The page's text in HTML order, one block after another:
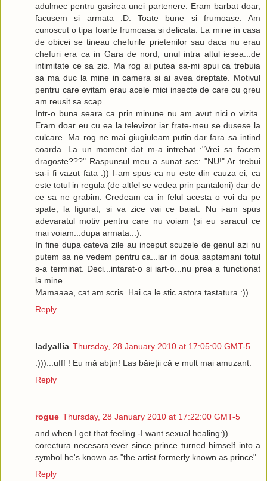
adulmec pentru gasirea unei partenere. Eram barbat doar,
facusem si armata :D. Toate bune si frumoase. Am
cunoscut o tipa foarte frumoasa si delicata. La mine in casa
de obicei se tineau chefurile prietenilor sau daca nu erau
chefuri era ca in Gara de nord, unul intra altul iesea...de
intimitate ce sa zic. Ma rog ai putea sa-mi spui ca trebuia
sa ma duc la mine in camera si ai avea dreptate. Motivul
pentru care evitam erau acele mici insecte de care cu greu
am reusit sa scap.
Intr-o buna seara ca prin minune nu am avut nici o vizita.
Eram doar eu cu ea la televizor iar frate-meu se dusese la
culcare. Ma rog ne mai giugiuleam putin dar fara sa intind
coarda. La un moment dat m-a intrebat :"Vrei sa facem
dragoste???" Raspunsul meu a sunat sec: "NU!" Ar trebui
sa-i fi vazut fata :)) I-am spus ca nu este din cauza ei, ca
este totul in regula (de altfel se vedea prin pantaloni) dar de
ce sa ne grabim. Credeam ca in felul acesta o voi da pe
spate, la figurat, si va zice vai ce baiat. Nu i-am spus
adevaratul motiv pentru care nu voiam (si eu saracul ce
mai voiam...dupa armata...).
In fine dupa cateva zile au inceput scuzele de genul azi nu
putem sa ne vedem pentru ca...iar in doua saptamani totul
s-a terminat. Deci...intarat-o si iart-o...nu prea a functionat
la mine.
Mamaaaa, cat am scris. Hai ca le stic astora tastatura :))
Reply
ladyallia Thursday, 28 January 2010 at 17:05:00 GMT-5
:)))...ufff ! Eu mă abţin! Las băieţii că e mult mai amuzant.
Reply
rogue Thursday, 28 January 2010 at 17:22:00 GMT-5
and when I get that feeling -I want sexual healing:))
corectura necesara:ever since prince turned himself into a
symbol he's known as "the artist formerly known as prince"
Reply